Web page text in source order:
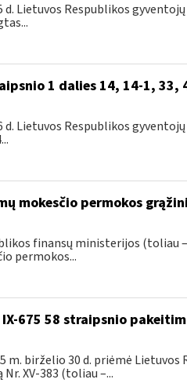
Lietuvos Respublikos
1 dalies 14, 14-1, 33,
Lietuvos Respublikos
mokesčio permokos
finansų ministerijos (toliau
permokos...
675 58 straipsnio
m. birželio 30 d. priėmė
XV-383 (toliau –...